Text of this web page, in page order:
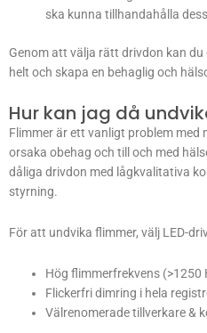
ska kunna tillhandahålla
Genom att välja rätt drivdon kan
helt och skapa en behaglig och
Hur kan jag då
Flimmer är ett vanligt problem med
orsaka obehag och till och med
dåliga drivdon med lågkvalitativa
styrning.
För att undvika flimmer, välj LED-
Hög flimmerfrekvens (>1250
Flickerfri dimring i hela
Välrenomerade tillverkare &